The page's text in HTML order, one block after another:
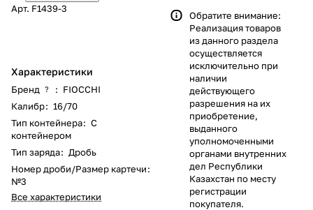
Арт. F1439-3
Характеристики
Бренд ? : FIOCCHI
Калибр: 16/70
Тип контейнера: С
контейнером
Тип заряда: Дробь
Номер дроби/Размер картечи:
№3
Все характеристики
Обратите внимание:
Реализация товаров
из данного раздела
осуществляется
исключительно при
наличии
действующего
разрешения на их
приобретение,
выданного
уполномоченными
органами внутренних
дел Республики
Казахстан по месту
регистрации
покупателя.